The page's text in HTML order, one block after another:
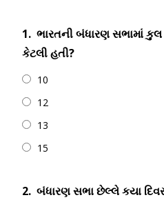
1. ભારતની બંધારણ સભામાં
કેટલી હતી?
10
12
13
15
2. બંધારણ સભા છેલ્લે કયા